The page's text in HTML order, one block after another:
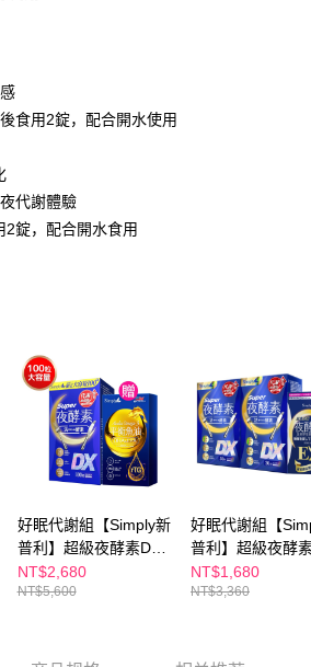
後付，將跳出AFTEE先享後付手機驗證視
成結帳手續。
商品會配送至您的指定地址。
到一封繳費通知簡訊，APP會員則會收到
認無誤後，請再利用繳費通知簡訊或AFTEE
銀等方式進行付款。
有下載 AFTEE App 成為 AFTEE 會員者方能享
您收到商品前的繳費天數，但無法保證一定能
規定的時間內完成繳費。
依認證結果及本公司審查結果，核予每個人不同
服務)乃由恩沛科技股份有限公司(下稱 AFTEE )
收取款項。因使用本服務所須提供之個人資料(包
，收件人姓名、電話、收件地址)，將交付予
圍內運用。關於 AFTEE 對於個人資料之蒐集、
含以上)免运费
含以上)免运费
含以上)免运费
含以上)免运费
含以上)免运费
含以上)免运费
食用2錠，配合開水使用
代謝體驗
錠，配合開水食用
好眠代謝組【Simply新
普利】超級夜酵素DX
100錠/盒 下單贈-平衡
魚油(10入/盒) 木村拓
NT$2,680
NT$5,600
好眠代謝組【
普利】超級夜酵
30錠/盒(x2盒) 下
超濃夜酵素
NT$1,680
NT$3,360